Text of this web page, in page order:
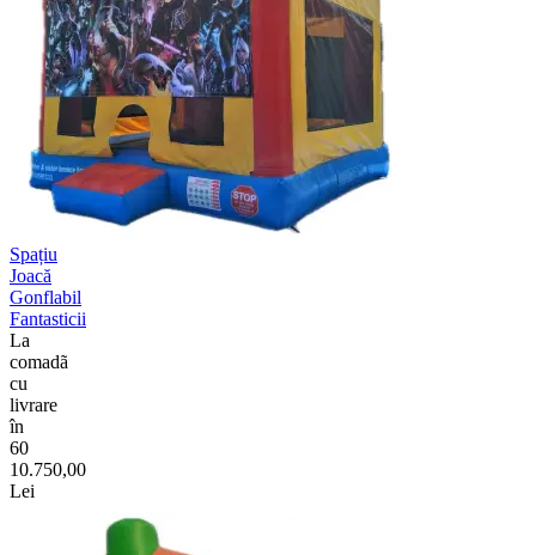
Spațiu
Joacă
Gonflabil
Fantasticii
La
comadã
cu
livrare
în
60
10.750,00
Lei